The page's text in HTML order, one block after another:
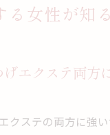
る女性が知
エクステ両方
クステの両方に強